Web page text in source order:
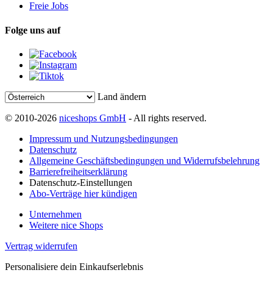
Freie Jobs
Folge uns auf
Land ändern
© 2010-2026 niceshops GmbH - All rights reserved.
Impressum und Nutzungsbedingungen
Datenschutz
Allgemeine Geschäftsbedingungen und Widerrufsbelehrung
Barrierefreiheitserklärung
Datenschutz-Einstellungen
Abo-Verträge hier kündigen
Unternehmen
Weitere nice Shops
Vertrag widerrufen
Personalisiere dein Einkaufserlebnis